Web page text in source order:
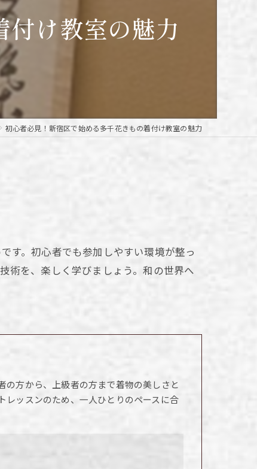
け教室の魅力
初心者必見！新宿区で始める多千花きもの着付け教室の魅力
す。初心者でも参加しやすい環境が整っ
術を、楽しく学びましょう。和の世界へ
方から、上級者の方まで着物の美しさと
レッスンのため、一人ひとりのペースに合